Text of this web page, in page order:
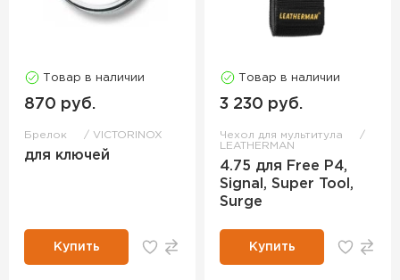
Товар в наличии
870 руб.
Брелок VICTORINOX
для ключей
Купить
Товар в наличии
3 230 руб.
Чехол для мультитула
LEATHERMAN
4.75 для Free P4,
Signal, Super Tool,
Surge
Купить